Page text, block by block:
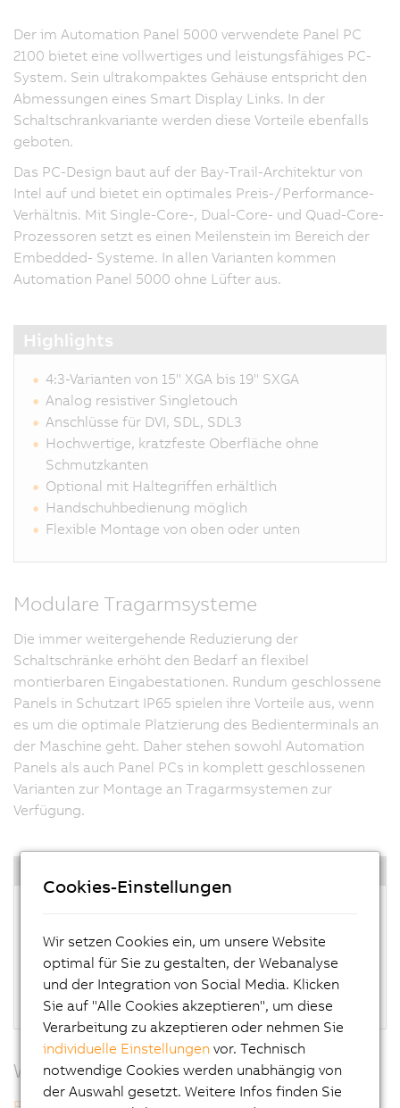
Der im Automation Panel 5000 verwendete Panel PC
2100 bietet eine vollwertiges und leistungsfähiges PC-
System. Sein ultrakompaktes Gehäuse entspricht den
Abmessungen eines Smart Display Links. In der
Schaltschrankvariante werden diese Vorteile ebenfalls
geboten.
Das PC-Design baut auf der Bay-Trail-Architektur von
Intel auf und bietet ein optimales Preis-/Performance-
Verhältnis. Mit Single-Core-, Dual-Core- und Quad-Core-
Prozessoren setzt es einen Meilenstein im Bereich der
Embedded- Systeme. In allen Varianten kommen
Automation Panel 5000 ohne Lüfter aus.
Highlights
4:3-Varianten von 15" XGA bis 19" SXGA
Analog resistiver Singletouch
Anschlüsse für DVI, SDL, SDL3
Hochwertige, kratzfeste Oberfläche ohne
Schmutzkanten
Optional mit Haltegriffen erhältlich
Handschuhbedienung möglich
Flexible Montage von oben oder unten
Modulare Tragarmsysteme
Die immer weitergehende Reduzierung der
Schaltschränke erhöht den Bedarf an flexibel
montierbaren Eingabestationen. Rundum geschlossene
Panels in Schutzart IP65 spielen ihre Vorteile aus, wenn
es um die optimale Platzierung des Bedienterminals an
der Maschine geht. Daher stehen sowohl Automation
Panels als auch Panel PCs in komplett geschlossenen
Varianten zur Montage an Tragarmsystemen zur
Verfügung.
CPU Performance bis zum Quad-Core
Leistungsfähige Grafik
2x Gigabit Ethernet
Lüfterlos
Weitere Informationen
Cookies-Einstellungen
Wir setzen Cookies ein, um unsere Website
optimal für Sie zu gestalten, der Webanalyse
und der Integration von Social Media. Klicken
Sie auf "Alle Cookies akzeptieren", um diese
Verarbeitung zu akzeptieren oder nehmen Sie
individuelle Einstellungen vor. Technisch
notwendige Cookies werden unabhängig von
der Auswahl gesetzt. Weitere Infos finden Sie